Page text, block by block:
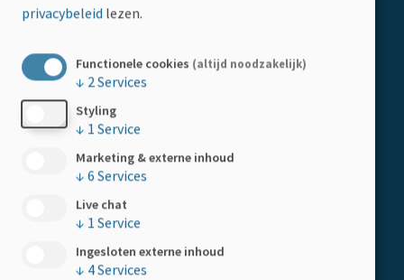
Boemerangstraat 4, 3900 Pelt
Kalender
privacybeleid lezen.
Functionele cookies (altijd noodzakelijk)
↓ 2 Services
Styling
↓ 1 Service
Marketing & externe inhoud
↓ 6 Services
Live chat
↓ 1 Service
Ingesloten externe inhoud
↓ 4Services